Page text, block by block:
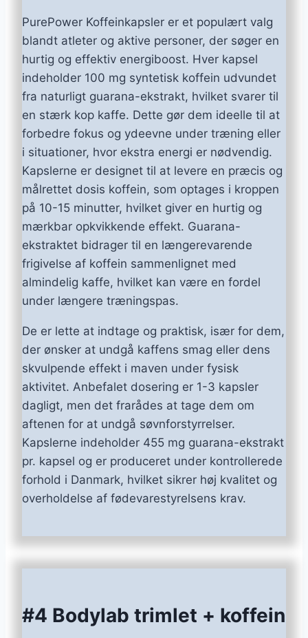
PurePower Koffeinkapsler er et populært valg
blandt atleter og aktive personer, der søger en
hurtig og effektiv energiboost. Hver kapsel
indeholder 100 mg syntetisk koffein udvundet
fra naturligt guarana-ekstrakt, hvilket svarer til
en stærk kop kaffe. Dette gør dem ideelle til at
forbedre fokus og ydeevne under træning eller
i situationer, hvor ekstra energi er nødvendig.
Kapslerne er designet til at levere en præcis og
målrettet dosis koffein, som optages i kroppen
på 10-15 minutter, hvilket giver en hurtig og
mærkbar opkvikkende effekt. Guarana-
ekstraktet bidrager til en længerevarende
frigivelse af koffein sammenlignet med
almindelig kaffe, hvilket kan være en fordel
under længere træningspas.
De er lette at indtage og praktisk, især for dem,
der ønsker at undgå kaffens smag eller dens
skvulpende effekt i maven under fysisk
aktivitet. Anbefalet dosering er 1-3 kapsler
dagligt, men det frarådes at tage dem om
aftenen for at undgå søvnforstyrrelser.
Kapslerne indeholder 455 mg guarana-ekstrakt
pr. kapsel og er produceret under kontrollerede
forhold i Danmark, hvilket sikrer høj kvalitet og
overholdelse af fødevarestyrelsens krav.
#4 Bodylab trimlet + koffein